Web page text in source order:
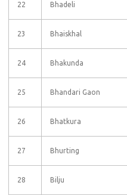
22 Bhadeli
23 Bhaiskhal
24 Bhakunda
25 Bhandari Gaon
26 Bhatkura
27 Bhurting
28 Bilju